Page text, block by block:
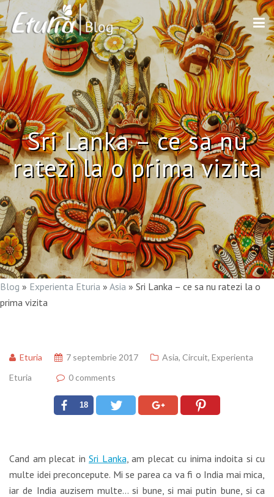
Sri Lanka – ce sa nu
ratezi la o prima vizita
Blog » Experienta Eturia » Asia » Sri Lanka – ce sa nu ratezi la o
prima vizita
Eturia 7 septembrie 2017 Asia, Circuit, Experienta
Eturia
0 comments
18
Cand am plecat in Sri Lanka, am plecat cu inima indoita si cu
multe idei preconcepute. Mi se parea ca va fi o India mai mica,
iar de India auzisem multe… si bune, si mai putin bune, si ca